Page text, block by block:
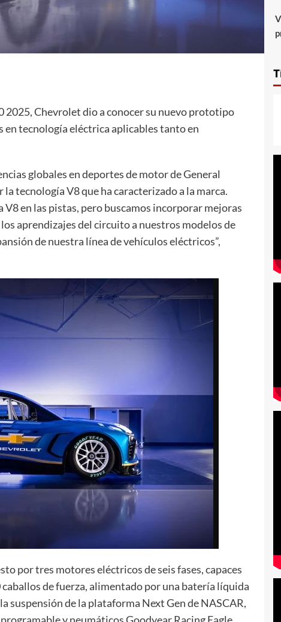
2025, Chevrolet dio a conocer su nuevo prototipo
en tecnología eléctrica aplicables tanto en
globales en deportes de motor de General
tecnología V8 que ha caracterizado a la marca.
en las pistas, pero buscamos incorporar mejoras
aprendizajes del circuito a nuestros modelos de
de nuestra línea de vehículos eléctricos”,
por tres motores eléctricos de seis fases, capaces
de fuerza, alimentado por una batería líquida
suspensión de la plataforma Next Gen de NASCAR,